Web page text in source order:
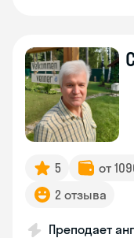
5 от
2 отзыва
Преподает